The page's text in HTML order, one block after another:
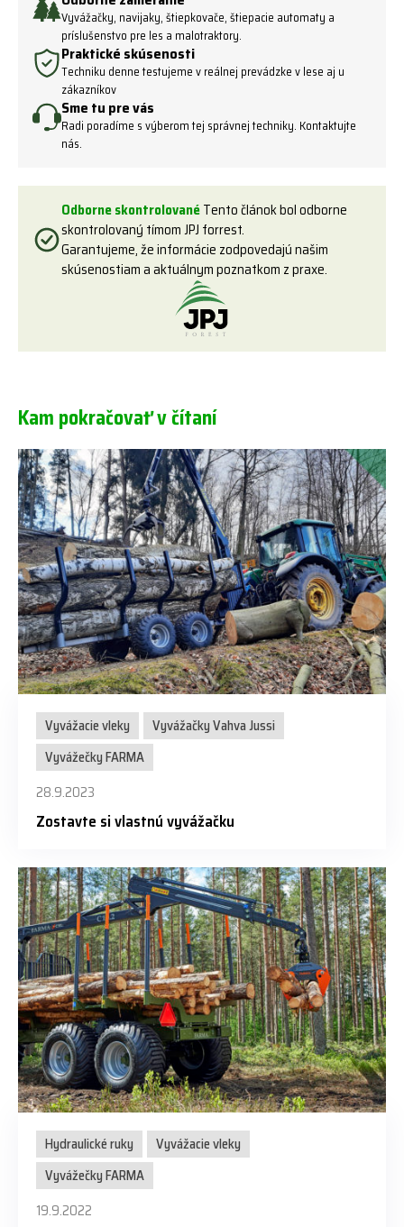
Vyvážačky, navijaky, štiepkovače, štiepacie automaty a
príslušenstvo pre les a malotraktory.
Praktické skúsenosti
Techniku ​​denne testujeme v reálnej prevádzke v lese aj u
zákazníkov
Sme tu pre vás
Radi poradíme s výberom tej správnej techniky. Kontaktujte
nás.
Odborne skontrolovanéTento článok bol odborne
skontrolovaný tímom JPJ forrest.
Garantujeme, že informácie zodpovedajú našim
skúsenostiam a aktuálnym poznatkom z praxe.
Kam pokračovať v čítaní
Vyvážacie vleky
Vyvážačky Vahva Jussi
Vyvážečky FARMA
28.9.2023
Zostavte si vlastnú vyvážačku
Hydraulické ruky
Vyvážacie vleky
Vyvážečky FARMA
19.9.2022